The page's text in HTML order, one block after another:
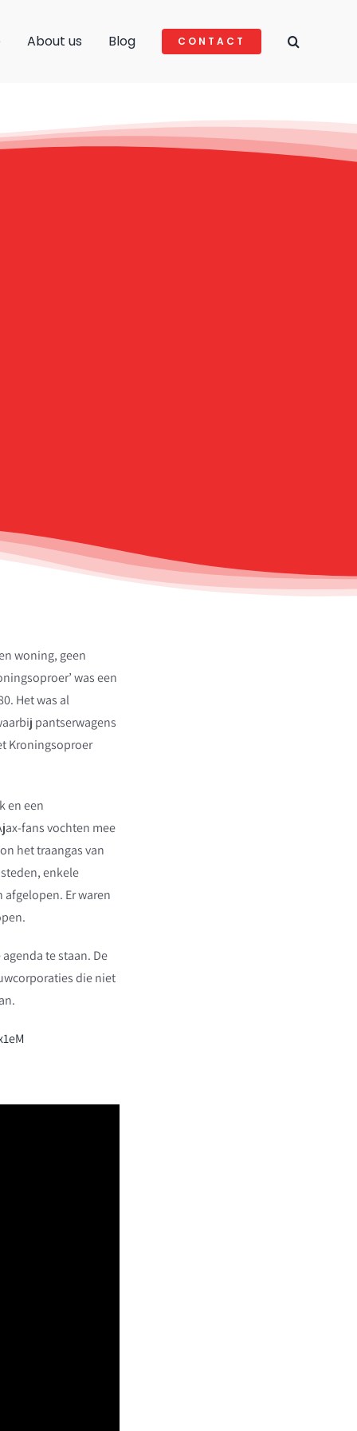
About us Blog CONTACT
woning, geen
was een
Het was al
pantserwagens
Kroningsoproer
en een
fans vochten mee
het traangas van
enkele
afgelopen. Er waren
te staan. De
die niet